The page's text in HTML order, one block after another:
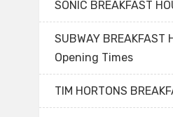
SONIC BREAKFAST
SUBWAY BREAKFAST
Opening Times
TIM HORTONS